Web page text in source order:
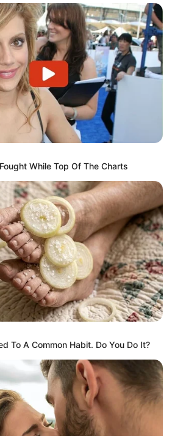
ou pour un champ élargi et par
pronostic Quinté+ vous
bas sur cette même page la
de pronos de la presse
Equidia, Geny Courses, Le Matin de
RTL, Tiercé Magazine, Zeturf et bien
et dans le but de vous
quinté, vous pourrez découvrirles
des pronostiqueurs sur les courses
While Top Of The Charts
To A Common Habit. Do You Do It?